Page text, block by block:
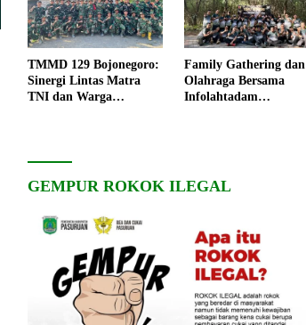
TMMD 129 Bojonegoro:
Sinergi Lintas Matra
TNI dan Warga
Family Gathering dan
Olahraga Bersama
Infolahtadam
GEMPUR ROKOK ILEGAL